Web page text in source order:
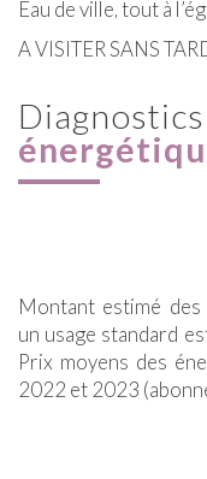
Eau de ville, tout à
A VISITER SANS
Montant estimé des
un usage standard
Prix moyens des
2022 et 2023